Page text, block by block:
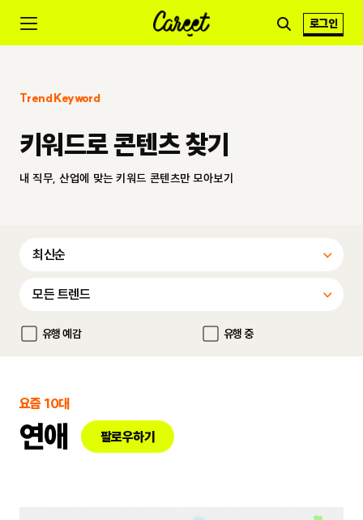
로그인
Trend Keyword
키워드로 콘텐츠 찾기
내 직무, 산업에 맞는 키워드 콘텐츠만 모아보기
유행 예감 유행 중
요즘 10대
연애 팔로우하기